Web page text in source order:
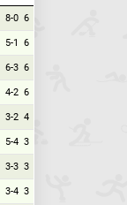
8-0 6
5-1 6
6-3 6
4-2 6
3-2 4
5-4 3
3-3 3
3-4 3